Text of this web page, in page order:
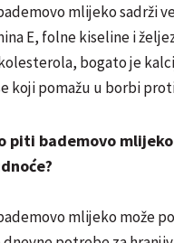
mlijeko sadrži
E, folne kiseline i
bogato je
koji pomažu u borbi
piti bademovo
mlijeko može